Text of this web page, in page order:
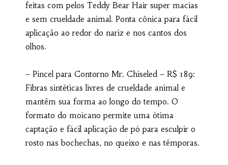
feitas com pelos Teddy Bear Hair super macias
e sem crueldade animal. Ponta cônica para fácil
aplicação ao redor do nariz e nos cantos dos
olhos.
– Pincel para Contorno Mr. Chiseled – R$ 189:
Fibras sintéticas livres de crueldade animal e
mantêm sua forma ao longo do tempo. O
formato do moicano permite uma ótima
captação e fácil aplicação de pó para esculpir o
rosto nas bochechas, no queixo e nas têmporas.